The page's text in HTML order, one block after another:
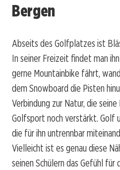
Bergen
Abseits des Golfplatzes ist
In seiner Freizeit findet man
gerne Mountainbike fährt,
dem Snowboard die Pisten
Verbindung zur Natur, die
Golfsport noch verstärkt. Golf
die für ihn untrennbar
Vielleicht ist es genau diese
seinen Schülern das Gefühl